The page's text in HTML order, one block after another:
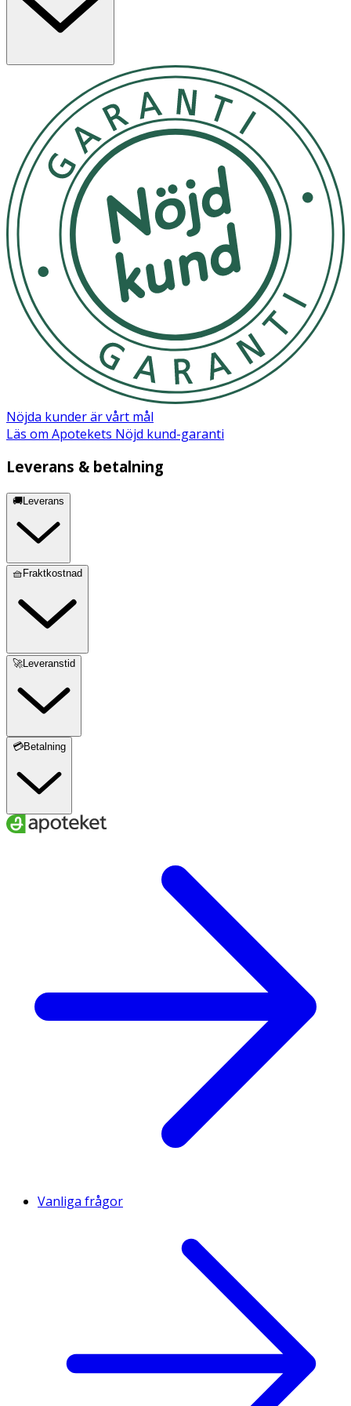
inklusive på barnen.. Rådgör alltid med din läkare eller
barnläkaren innan du behandlar ett barn som är under 4
virusinfektioner som till exempel mollusker.
Avlägsna locket på VårtFri PEN enligt etiketten på
pennan.
• Tryck försiktigt pennans spets lätt mot vårtan i 1
sekund.
• Behandla med VårtFri PEN 1 gång/vecka. Vanligtvis
behövs 5–15 behandlingar.
• Rekommenderad dos ska inte överskridas. Vårtan
försvinner inte fortare, utan huden blir bara blir irriterad
och öm.
• Får användas av vuxna och barn över 4 år.
• Får användas av gravida och ammande.
• Förvara alltid pennapplikatorn utom syn- och räckhåll
• Läs bruksanvisningen noga före användning.
Nöjda kunder är vårt mål
Läs om Apotekets Nöjd kund-garanti
Leverans & betalning
🚚Leverans
🧺Fraktkostnad
🚀Leveranstid
💳Betalning
Vanliga frågor